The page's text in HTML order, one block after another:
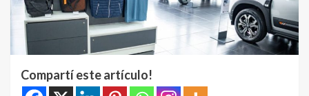
Compartí este artículo!